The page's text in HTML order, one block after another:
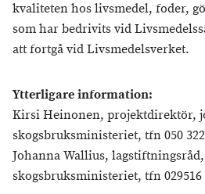
kvaliteten hos livsmedel, foder,
som har bedrivits vid
att fortgå vid Livsmedelsverket.
Ytterligare information:
Kirsi Heinonen, projektdirektör,
skogsbruksministeriet, tfn 050
Johanna Wallius,
skogsbruksministeriet, tfn 029516